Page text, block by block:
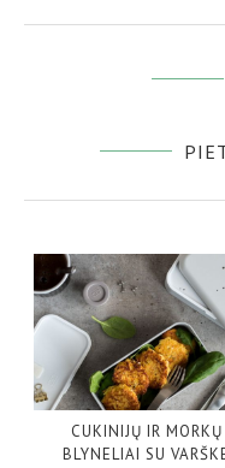
CUKINIJŲ IR MORKŲ
BLYNELIAI SU